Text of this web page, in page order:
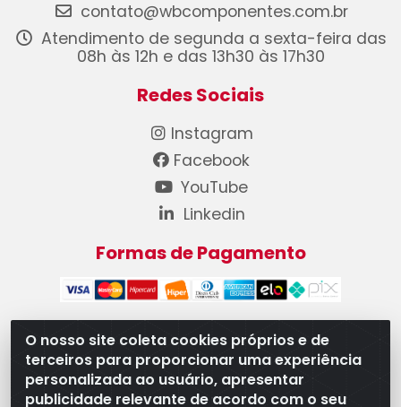
O nosso site coleta cookies próprios e de
terceiros para proporcionar uma experiência
personalizada ao usuário, apresentar
publicidade relevante de acordo com o seu
contato@wbcomponentes.com.br
Atendimento de segunda a sexta-feira das
08h às 12h e das 13h30 às 17h30
Redes Sociais
Instagram
Facebook
YouTube
Linkedin
Formas de Pagamento
WB Componentes Automotivos LTDA - CNPJ
08.528.393/0001-12 - Rua do Níquel, 667 - Parque
Oeste Industrial, Goiânia/GO - CEP 74375-660